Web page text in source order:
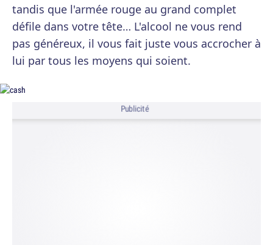
tandis que l'armée rouge au grand complet
défile dans votre tête… L'alcool ne vous rend
pas généreux, il vous fait juste vous accrocher à
lui par tous les moyens qui soient.
Publicité